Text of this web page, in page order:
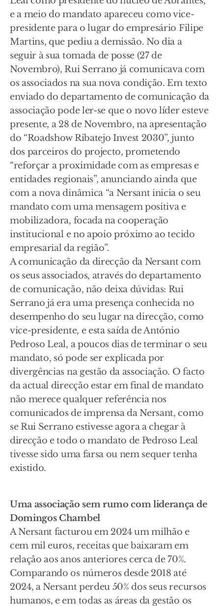
e a meio do mandato apareceu como vice-
presidente para o lugar do empresário Filipe
Martins, que pediu a demissão. No dia a
seguir à sua tomada de posse (27 de
Novembro), Rui Serrano já comunicava com
os associados na sua nova condição. Em texto
enviado do departamento de comunicação da
associação pode ler-se que o novo líder esteve
presente, a 28 de Novembro, na apresentação
do “Roadshow Ribatejo Invest 2030”, junto
dos parceiros do projecto, prometendo
“reforçar a proximidade com as empresas e
entidades regionais”, anunciando ainda que
com a nova dinâmica “a Nersant inicia o seu
mandato com uma mensagem positiva e
mobilizadora, focada na cooperação
institucional e no apoio próximo ao tecido
empresarial da região”.
A comunicação da direcção da Nersant com
os seus associados, através do departamento
de comunicação, não deixa dúvidas: Rui
Serrano já era uma presença conhecida no
desempenho do seu lugar na direcção, como
vice-presidente, e esta saída de António
Pedroso Leal, a poucos dias de terminar o seu
mandato, só pode ser explicada por
divergências na gestão da associação. O facto
da actual direcção estar em final de mandato
não merece qualquer referência nos
comunicados de imprensa da Nersant, como
se Rui Serrano estivesse agora a chegar à
direcção e todo o mandato de Pedroso Leal
tivesse sido uma farsa ou nem sequer tenha
existido.
Uma associação sem rumo com liderança de
Domingos Chambel
A Nersant facturou em 2024 um milhão e
cem mil euros, receitas que baixaram em
relação aos anos anteriores cerca de 70%.
Comparando os números desde 2018 até
2024, a Nersant perdeu 50% dos seus recursos
humanos, e em todas as áreas da gestão os